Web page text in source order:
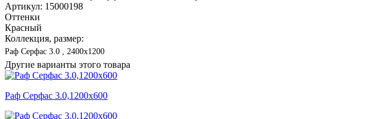
Артикул: 15000198
Оттенки
Красный
Коллекция, размер:
Раф Серфас 3.0 , 2400x1200
Другие варианты этого товара
Раф Серфас 3.0,1200x600